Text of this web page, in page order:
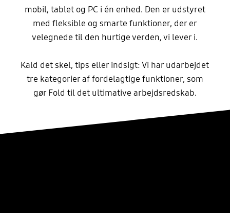
mobil, tablet og PC i én enhed. Den er udstyret
med fleksible og smarte funktioner, der er
velegnede til den hurtige verden, vi lever i.
Kald det skel, tips eller indsigt: Vi har udarbejdet
tre kategorier af fordelagtige funktioner, som
gør Fold til det ultimative arbejdsredskab.